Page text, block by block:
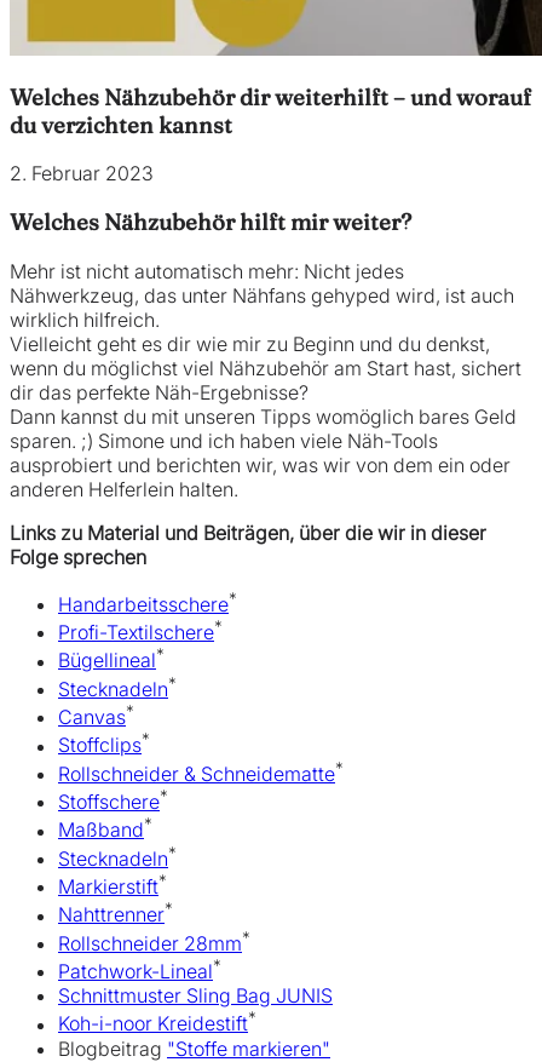
Welches Nähzubehör dir weiterhilft – und worauf
du verzichten kannst
2. Februar 2023
Welches Nähzubehör hilft mir weiter?
Mehr ist nicht automatisch mehr: Nicht jedes
Nähwerkzeug, das unter Nähfans gehyped wird, ist auch
wirklich hilfreich.
Vielleicht geht es dir wie mir zu Beginn und du denkst,
wenn du möglichst viel Nähzubehör am Start hast, sichert
dir das perfekte Näh-Ergebnisse?
Dann kannst du mit unseren Tipps womöglich bares Geld
sparen. ;) Simone und ich haben viele Näh-Tools
ausprobiert und berichten wir, was wir von dem ein oder
anderen Helferlein halten.
Links zu Material und Beiträgen, über die wir in dieser
Folge sprechen
Handarbeitsschere*
Profi-Textilschere*
Bügellineal*
Stecknadeln*
Canvas*
Stoffclips*
Rollschneider & Schneidematte*
Stoffschere*
Maßband*
Stecknadeln*
Markierstift*
Nahttrenner*
Rollschneider 28mm*
Patchwork-Lineal*
Schnittmuster Sling Bag JUNIS
Koh-i-noor Kreidestift*
Blogbeitrag "Stoffe markieren"